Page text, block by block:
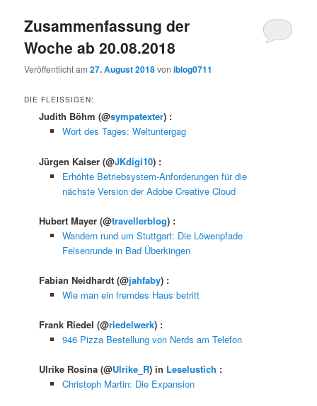
Zusammenfassung der
Woche ab 20.08.2018
Veröffentlicht am27. August 2018voniblog0711
DIE FLEISSIGEN:
Judith Böhm(@sympatexter) :
Wort des Tages: Weltuntergag
Jürgen Kaiser(@JKdigi10) :
Erhöhte Betriebsystem-Anforderungen für die
nächste Version der Adobe Creative Cloud
Hubert Mayer(@travellerblog) :
Wandern rund um Stuttgart: Die Löwenpfade
Felsenrunde in Bad Überkingen
Fabian Neidhardt(@jahfaby) :
Wie man ein fremdes Haus betritt
Frank Riedel(@riedelwerk) :
946 Pizza Bestellung von Nerds am Telefon
Ulrike Rosina(@Ulrike_R) in Leselustich :
Christoph Martin: Die Expansion